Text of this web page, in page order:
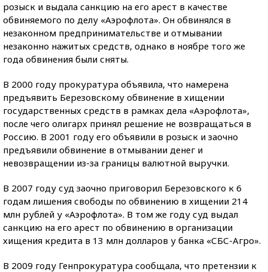
розыск и выдала санкцию на его арест в качестве
обвиняемого по делу «Аэрофлота». Он обвинялся в
незаконном предпринимательстве и отмывании
незаконно нажитых средств, однако в ноябре того же
года обвинения были сняты.
В 2000 году прокуратура объявила, что намерена
предъявить Березовскому обвинение в хищении
государственных средств в рамках дела «Аэрофлота»,
после чего олигарх принял решение не возвращаться в
Россию. В 2001 году его объявили в розыск и заочно
предъявили обвинение в отмывании денег и
невозвращении из-за границы валютной выручки.
В 2007 году суд заочно приговорил Березовского к 6
годам лишения свободы по обвинению в хищении 214
млн рублей у «Аэрофлота». В том же году суд выдал
санкцию на его арест по обвинению в организации
хищения кредита в 13 млн долларов у банка «СБС-Агро».
В 2009 году Генпрокуратура сообщала, что претензии к